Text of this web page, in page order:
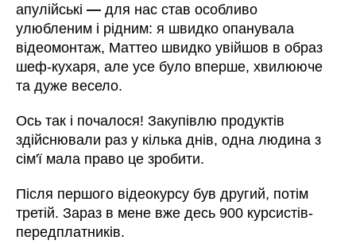
апулійські— для нас став особливо
улюбленим і рідним: я швидко опанувала
відеомонтаж, Маттео швидко увійшов в образ
шеф-кухаря, але усе було вперше, хвилююче
та дуже весело.
Ось так і почалося! Закупівлю продуктів
здійснювали раз у кілька днів, одна людина з
сім'ї мала право це зробити.
Після першого відеокурсу був другий, потім
третій. Зараз в мене вже десь 900 курсистів-
передплатників.